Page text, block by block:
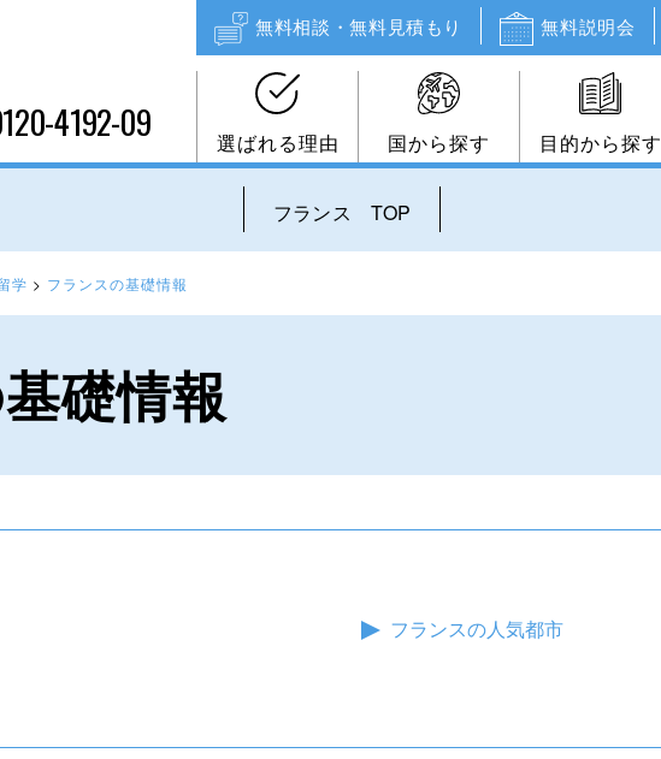
無料相談・無料見積もり 無料説明会
4192-09 選ばれる理由 国から探す 目的から探す
フランス TOP
学 > フランスの基礎情報
礎情報
フランスの人気都市